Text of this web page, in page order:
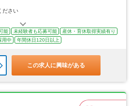
ださい
能 未経験者も応募可能
産休・育休取得実績有り
用中 年間休日120日以上
この求人に興味がある